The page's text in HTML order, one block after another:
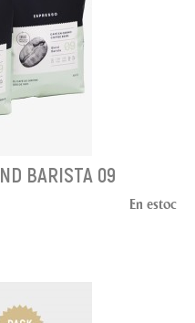
BARISTA 09
En estoc